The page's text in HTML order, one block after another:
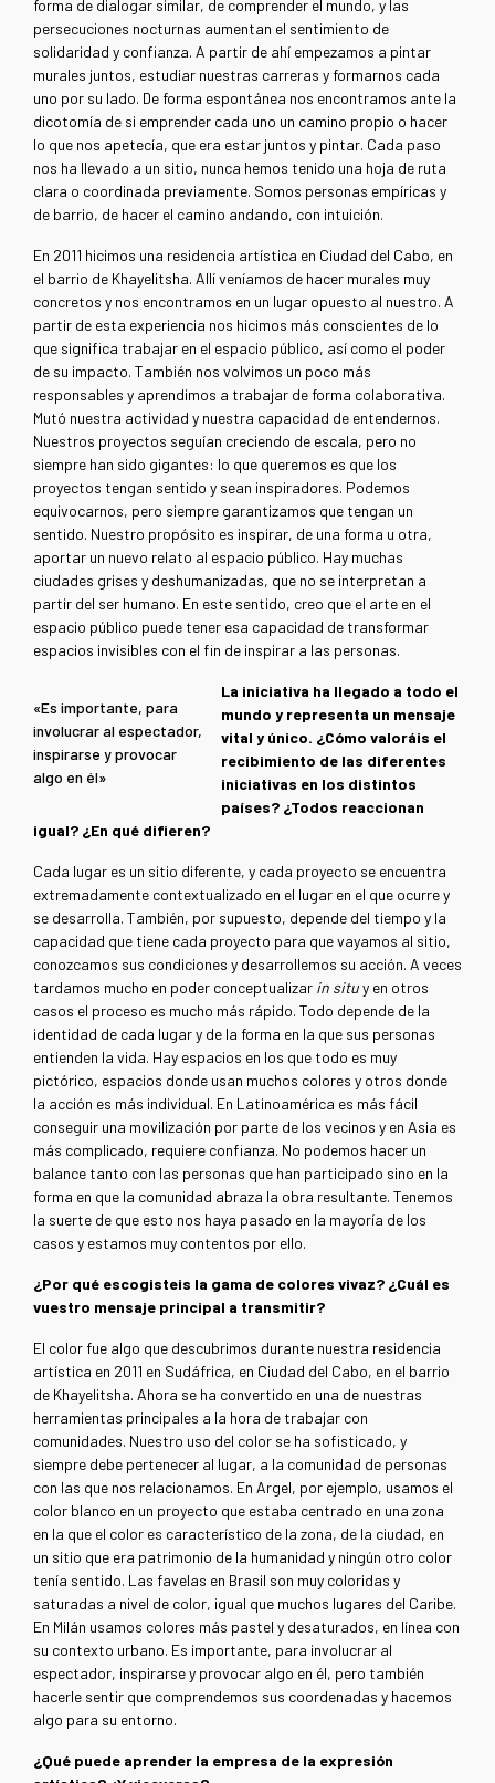
forma de dialogar similar, de comprender el mundo, y las
persecuciones nocturnas aumentan el sentimiento de
solidaridad y confianza. A partir de ahí empezamos a pintar
murales juntos, estudiar nuestras carreras y formarnos cada
uno por su lado. De forma espontánea nos encontramos ante la
dicotomía de si emprender cada uno un camino propio o hacer
lo que nos apetecía, que era estar juntos y pintar. Cada paso
nos ha llevado a un sitio, nunca hemos tenido una hoja de ruta
clara o coordinada previamente. Somos personas empíricas y
de barrio, de hacer el camino andando, con intuición.
En 2011 hicimos una residencia artística en Ciudad del Cabo, en
el barrio de Khayelitsha. Allí veníamos de hacer murales muy
concretos y nos encontramos en un lugar opuesto al nuestro. A
partir de esta experiencia nos hicimos más conscientes de lo
que significa trabajar en el espacio público, así como el poder
de su impacto. También nos volvimos un poco más
responsables y aprendimos a trabajar de forma colaborativa.
Mutó nuestra actividad y nuestra capacidad de entendernos.
Nuestros proyectos seguían creciendo de escala, pero no
siempre han sido gigantes: lo que queremos es que los
proyectos tengan sentido y sean inspiradores. Podemos
equivocarnos, pero siempre garantizamos que tengan un
sentido. Nuestro propósito es inspirar, de una forma u otra,
aportar un nuevo relato al espacio público. Hay muchas
ciudades grises y deshumanizadas, que no se interpretan a
partir del ser humano. En este sentido, creo que el arte en el
espacio público puede tener esa capacidad de transformar
espacios invisibles con el fin de inspirar a las personas.
«Es importante, para
involucrar al espectador,
inspirarse y provocar
algo en él»
La iniciativa ha llegado a todo el
mundo y representa un mensaje
vital y único. ¿Cómo valoráis el
recibimiento de las diferentes
iniciativas en los distintos
países? ¿Todos reaccionan
igual? ¿En qué difieren?
Cada lugar es un sitio diferente, y cada proyecto se encuentra
extremadamente contextualizado en el lugar en el que ocurre y
se desarrolla. También, por supuesto, depende del tiempo y la
capacidad que tiene cada proyecto para que vayamos al sitio,
conozcamos sus condiciones y desarrollemos su acción. A veces
tardamos mucho en poder conceptualizar in situy en otros
casos el proceso es mucho más rápido. Todo depende de la
identidad de cada lugar y de la forma en la que sus personas
entienden la vida. Hay espacios en los que todo es muy
pictórico, espacios donde usan muchos colores y otros donde
la acción es más individual. En Latinoamérica es más fácil
conseguir una movilización por parte de los vecinos y en Asia es
más complicado, requiere confianza. No podemos hacer un
balance tanto con las personas que han participado sino en la
forma en que la comunidad abraza la obra resultante. Tenemos
la suerte de que esto nos haya pasado en la mayoría de los
casos y estamos muy contentos por ello.
¿Por qué escogisteis la gama de colores vivaz? ¿Cuál es
vuestro mensaje principal a transmitir?
El color fue algo que descubrimos durante nuestra residencia
artística en 2011 en Sudáfrica, en Ciudad del Cabo, en el barrio
de Khayelitsha. Ahora se ha convertido en una de nuestras
herramientas principales a la hora de trabajar con
comunidades. Nuestro uso del color se ha sofisticado, y
siempre debe pertenecer al lugar, a la comunidad de personas
con las que nos relacionamos. En Argel, por ejemplo, usamos el
color blanco en un proyecto que estaba centrado en una zona
en la que el color es característico de la zona, de la ciudad, en
un sitio que era patrimonio de la humanidad y ningún otro color
tenía sentido. Las favelas en Brasil son muy coloridas y
saturadas a nivel de color, igual que muchos lugares del Caribe.
En Milán usamos colores más pastel y desaturados, en línea con
su contexto urbano. Es importante, para involucrar al
espectador, inspirarse y provocar algo en él, pero también
hacerle sentir que comprendemos sus coordenadas y hacemos
algo para su entorno.
¿Qué puede aprender la empresa de la expresión